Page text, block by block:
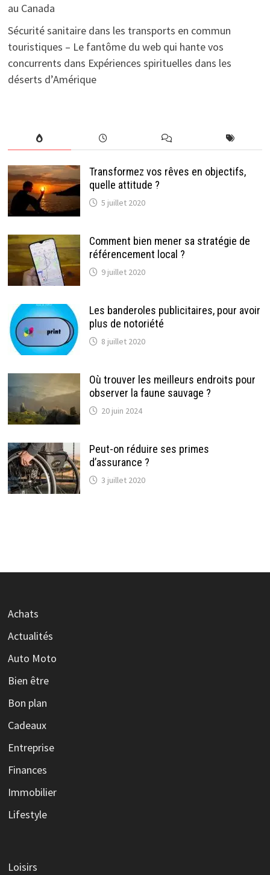
au Canada
Sécurité sanitaire dans les transports en commun
touristiques – Le fantôme du web qui hante vos
concurrents dans Expériences spirituelles dans les
déserts d’Amérique
Transformez vos rêves en objectifs,
quelle attitude ?
5 juillet 2020
Comment bien mener sa stratégie de
référencement local ?
9 juillet 2020
Les banderoles publicitaires, pour avoir
plus de notoriété
8 juillet 2020
Où trouver les meilleurs endroits pour
observer la faune sauvage ?
20 juin 2024
Peut-on réduire ses primes
d’assurance ?
3 juillet 2020
Achats
Actualités
Auto Moto
Bien être
Bon plan
Cadeaux
Entreprise
Finances
Immobilier
Lifestyle
Loisirs